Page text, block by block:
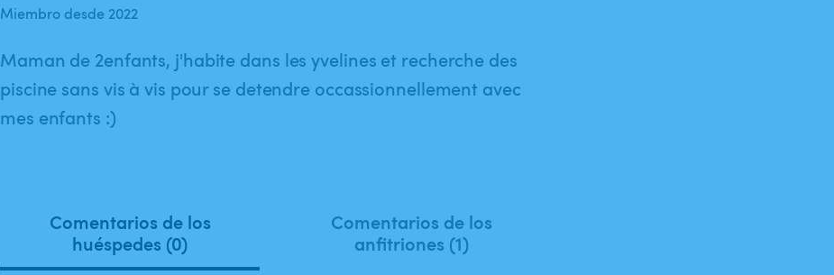
Miembro desde 2022
Maman de 2enfants, j'habite dans les yvelines et recherche des
piscine sans vis à vis pour se detendre occassionnellement avec
mes enfants :)
Comentarios de los
huéspedes (0)
Comentarios de los
anfitriones (1)